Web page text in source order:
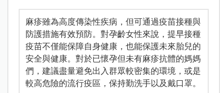
麻疹雖為高度傳染性疾病，但可通過疫苗接種與
防護措施有效預防。對孕齡女性來說，提早接種
疫苗不僅能保障自身健康，也能保護未來胎兒的
安全與健康。對於已懷孕但未有麻疹抗體的媽媽
們，建議盡量避免出入群眾較密集的環境，或是
較高危險的流行疫區，保持勤洗手以及戴口罩。